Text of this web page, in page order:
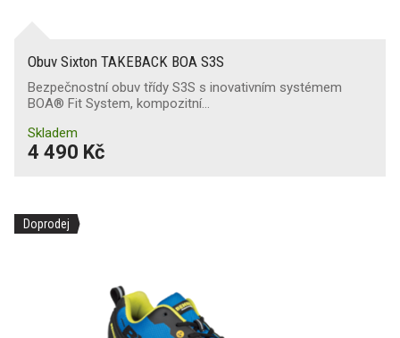
Obuv Sixton TAKEBACK BOA S3S
Bezpečnostní obuv třídy S3S s inovativním systémem
BOA® Fit System, kompozitní…
Skladem
4 490 Kč
Doprodej